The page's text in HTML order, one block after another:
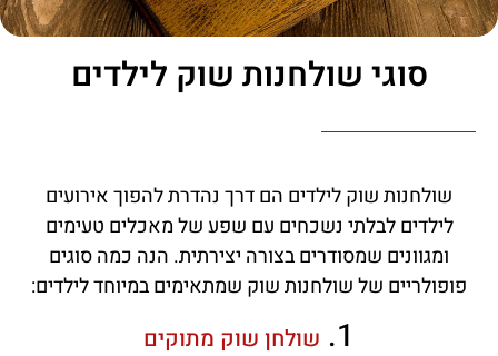
סוגי שולחנות שוק לילדים​
שולחנות שוק לילדים הם דרך נהדרת להפוך אירועים
לילדים לבלתי נשכחים עם שפע של מאכלים טעימים
ומגוונים שמסודרים בצורה יצירתית. הנה כמה סוגים
פופולריים של שולחנות שוק שמתאימים במיוחד לילדים:
1.
שולחן שוק מתוקים